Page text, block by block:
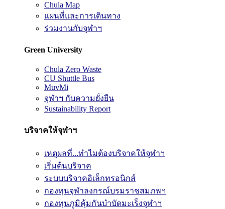
Chula Map
แผนที่และการเดินทาง
ร่วมงานกับจุฬาฯ
Green University
Chula Zero Waste
CU Shuttle Bus
MuvMi
จุฬาฯ กับความยั่งยืน
Sustainability Report
บริจาคให้จุฬาฯ
เหตุผลที่...ทำไมต้องบริจาคให้จุฬาฯ
เริ่มต้นบริจาค
ระบบบริจาคอิเล็กทรอนิกส์
กองทุนจุฬาลงกรณ์บรมราชสมภพฯ
กองทุนภูมิคุ้มกันบำบัดมะเร็งจุฬาฯ